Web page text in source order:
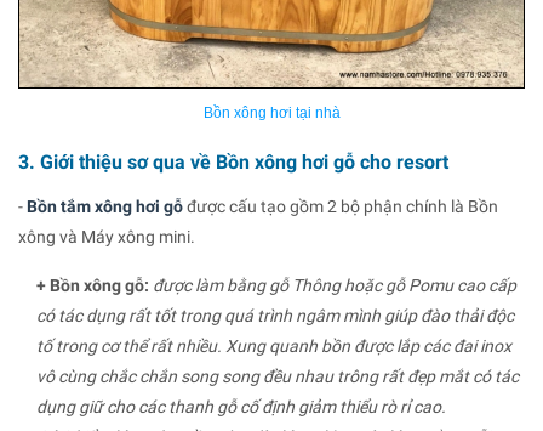
Bồn xông hơi tại nhà
3. Giới thiệu sơ qua về Bồn xông hơi gỗ cho resort
-Bồn tắm xông hơi gỗđược cấu tạo gồm 2 bộ phận chính là Bồn
xông và Máy xông mini.
+ Bồn xông gỗ: được làm bằng gỗ Thông hoặc gỗ Pomu cao cấp
có tác dụng rất tốt trong quá trình ngâm mình giúp đào thải độc
tố trong cơ thể rất nhiều. Xung quanh bồn được lắp các đai inox
vô cùng chắc chắn song song đều nhau trông rất đẹp mắt có tác
dụng giữ cho các thanh gỗ cố định giảm thiểu rò rỉ cao.